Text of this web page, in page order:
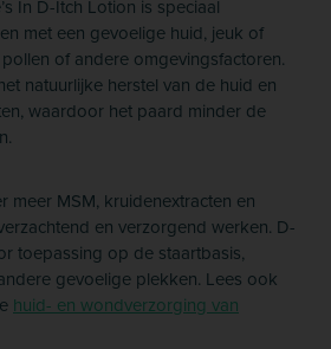
In D-Itch Lotion is speciaal
met een gevoelige huid, jeuk of
of andere omgevingsfactoren.
natuurlijke herstel van de huid en
waardoor het paard minder de
meer MSM, kruidenextracten en
en verzorgend werken. D-
toepassing op de staartbasis,
gevoelige plekken. Lees ook
huid- en wondverzorging van